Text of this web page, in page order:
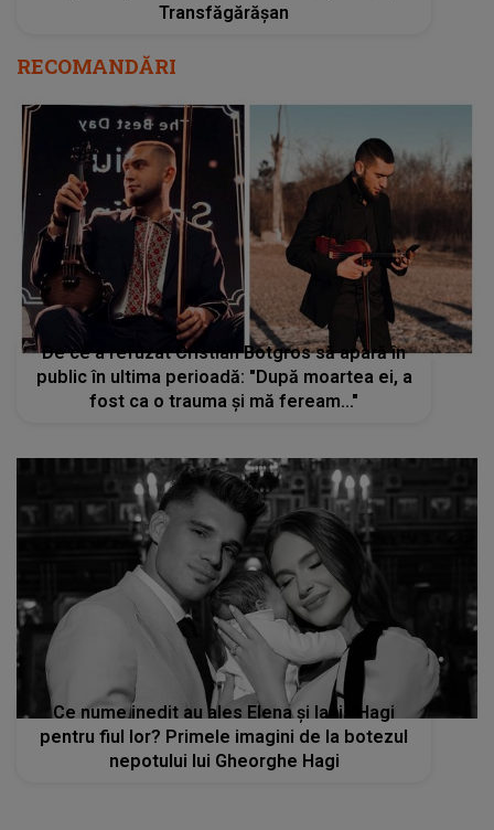
Transfăgărășan
RECOMANDĂRI
De ce a refuzat Cristian Botgros să apară în
public în ultima perioadă: "După moartea ei, a
fost ca o trauma și mă feream..."
Ce nume inedit au ales Elena și Ianis Hagi
pentru fiul lor? Primele imagini de la botezul
nepotului lui Gheorghe Hagi